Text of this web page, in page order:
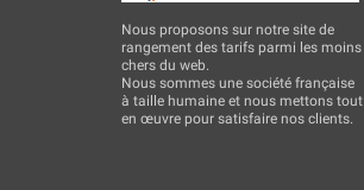
Nous proposons sur notre site de
rangement des tarifs parmi les moins
chers du web.
Nous sommes une société française
à taille humaine et nous mettons tout
en œuvre pour satisfaire nos clients.